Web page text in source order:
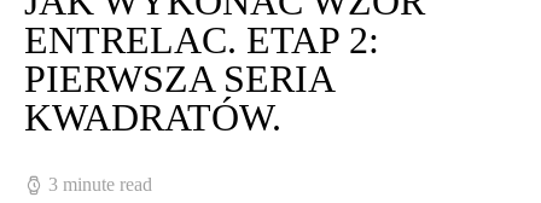
ENTRELAC. ETAP 2:
PIERWSZA SERIA
KWADRATÓW.
3 minute read